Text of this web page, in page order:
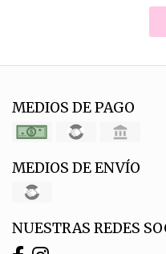
MEDIOS DE PAGO
MEDIOS DE ENVÍO
NUESTRAS REDES